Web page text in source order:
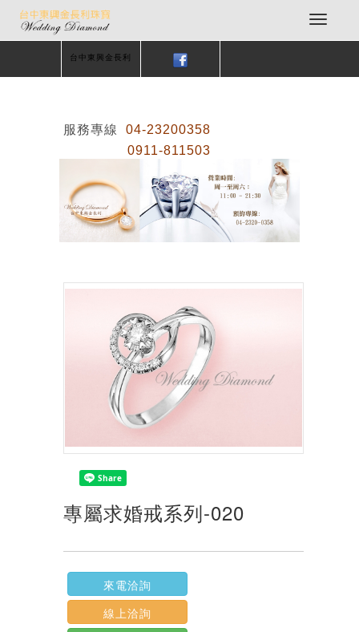
台中東興金長利
服務專線
04-23200358
0911-811503
專屬求婚戒系列-020
來電洽詢
線上洽詢